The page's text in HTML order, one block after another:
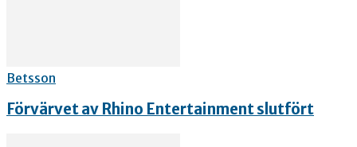
Betsson
Förvärvet av Rhino Entertainment slutfört